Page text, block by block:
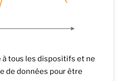
tous les dispositifs et ne
de données pour être